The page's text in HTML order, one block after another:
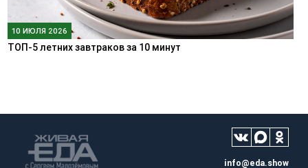
10 ИЮЛЯ 2026
ТОП-5 летних завтраков за 10 минут
info@eda.show